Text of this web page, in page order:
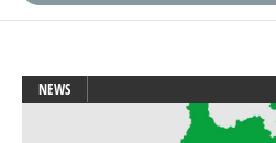
NEWS